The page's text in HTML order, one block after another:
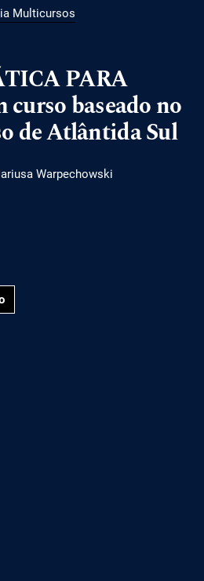
Multicursos
PARA
baseado no
de Atlântida Sul
Warpechowski